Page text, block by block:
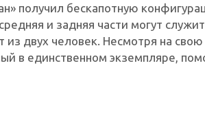
получил бескапотную
и задняя части могут
двух человек. Несмотря на свою
в единственном экземпляре,